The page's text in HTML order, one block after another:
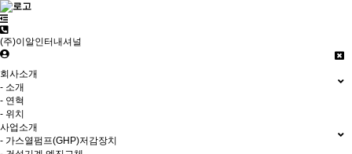
(주)이알인터내셔널
회사소개
- 소개
- 연혁
- 위치
사업소개
- 가스열펌프(GHP)저감장치